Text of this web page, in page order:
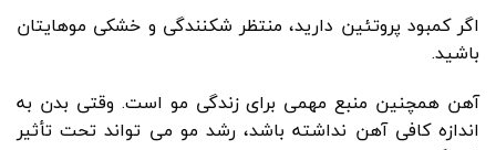
اگر کمبود پروتئین دارید، منتظر شکنندگی و خشکی موهایتان
باشید.
آهن همچنین منبع مهمی برای زندگی مو است. وقتی بدن به
اندازه کافی آهن نداشته باشد، رشد مو می تواند تحت تأثیر